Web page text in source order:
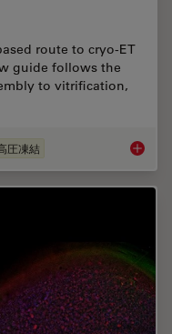
route to cryo-ET
guide follows the
to vitrification,
圧凍結 Waffle